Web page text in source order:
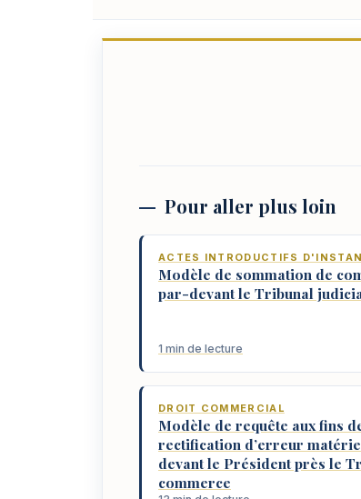
Pour aller plus loin
ACTES INTRODUCTIFS
Modèle de sommation de
par-devant le Tribunal
1 min de lecture
DROIT COMMERCIAL
Modèle de requête aux fins
rectification d’erreur
devant le Président près le
commerce